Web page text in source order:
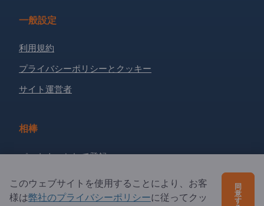
一般設定
利用規約
プライバシーポリシーとクッキー
サイト運営者
相棒
パートナーとして登録
ニュースレターを購読する
このウェブサイトを使用することにより、お客
様は弊社のプライバシーポリシーに従ってクッ
同
意
す